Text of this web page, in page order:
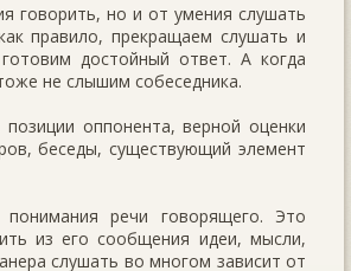
говорить, но и от умения слушать
правило, прекращаем слушать и
достойный ответ. А когда
не слышим собеседника.
оппонента, верной оценки
беседы, существующий элемент
речи говорящего. Это
из его сообщения идеи, мысли,
слушать во многом зависит от